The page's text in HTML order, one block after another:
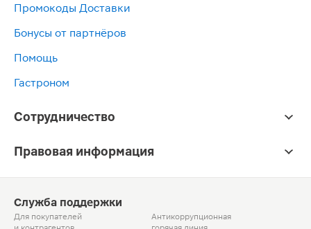
Промокоды Доставки
Бонусы от партнёров
Помощь
Гастроном
Сотрудничество
Правовая информация
Служба поддержки
Для покупателей
Антикоррупционная